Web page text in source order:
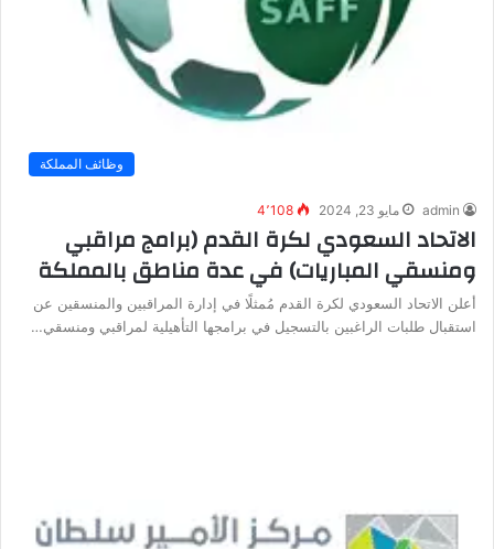
وظائف المملكة
admin مايو 23, 2024 4٬108
الاتحاد السعودي لكرة القدم (برامج مراقبي
ومنسقي المباريات) في عدة مناطق بالمملكة
أعلن الاتحاد السعودي لكرة القدم مُمثلًا في إدارة المراقبين والمنسقين عن
استقبال طلبات الراغبين بالتسجيل في برامجها التأهيلية لمراقبي ومنسقي…